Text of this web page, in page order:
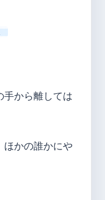
手から離しては
ほかの誰かにや